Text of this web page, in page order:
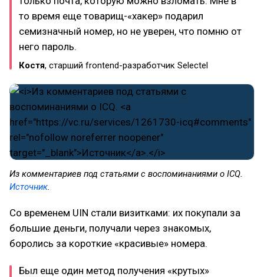
то время еще товарищ-«хакер» подарил
семизначный номер, но не уверен, что помню от
него пароль.
Костя, старший frontend-разработчик Selectel
Из комментариев под статьями с воспоминаниями о ICQ.
Источник.
Со временем UIN стали визитками: их покупали за
большие деньги, получали через знакомых,
боролись за короткие «красивые» номера.
Был еще один метод получения «крутых»